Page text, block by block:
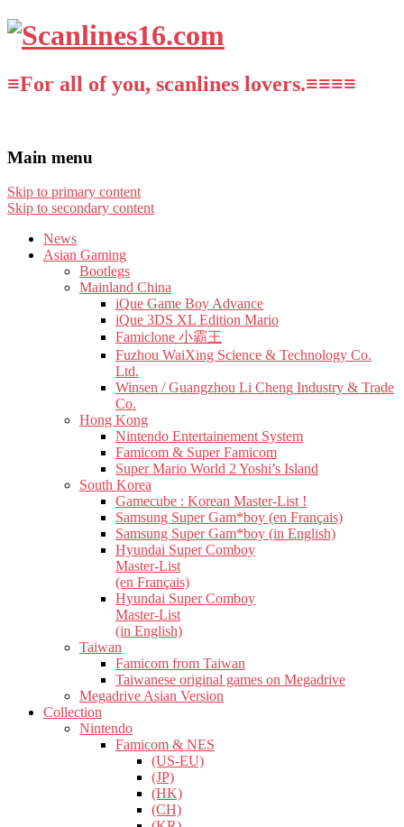
≡For all of you, scanlines lovers.≡≡≡≡
Main menu
Skip to primary content
Skip to secondary content
News
Asian Gaming
Bootlegs
Mainland China
iQue Game Boy Advance
iQue 3DS XL Edition Mario
Famiclone 小霸王
Fuzhou WaiXing Science & Technology Co.
Ltd.
Winsen / Guangzhou Li Cheng Industry & Trade
Co.
Hong Kong
Nintendo Entertainement System
Famicom & Super Famicom
Super Mario World 2 Yoshi’s Island
South Korea
Gamecube : Korean Master-List !
Samsung Super Gam*boy (en Français)
Samsung Super Gam*boy (in English)
Hyundai Super Comboy
Master-List
(en Français)
Hyundai Super Comboy
Master-List
(in English)
Taiwan
Famicom from Taiwan
Taiwanese original games on Megadrive
Megadrive Asian Version
Collection
Nintendo
Famicom & NES
(US-EU)
(JP)
(HK)
(CH)